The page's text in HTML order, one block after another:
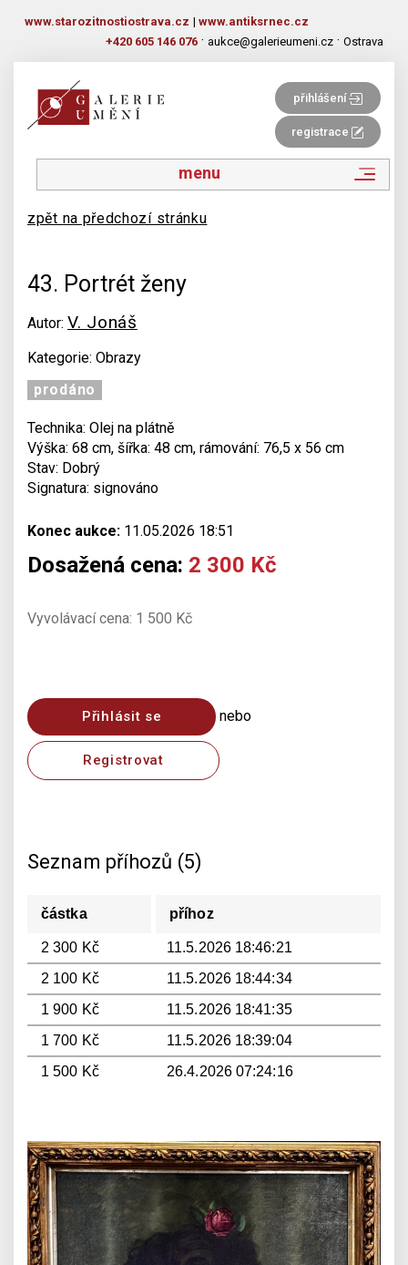
www.starozitnostiostrava.cz | www.antiksrnec.cz
+420 605 146 076 · aukce@galerieumeni.cz · Ostrava
přihlášení
registrace
menu
zpět na předchozí stránku
43. Portrét ženy
Autor: V. Jonáš
Kategorie: Obrazy
prodáno
Technika: Olej na plátně
Výška: 68 cm, šířka: 48 cm, rámování: 76,5 x 56 cm
Stav: Dobrý
Signatura: signováno
Konec aukce: 11.05.2026 18:51
Dosažená cena: 2 300 Kč
Vyvolávací cena: 1 500 Kč
Přihlásit se nebo
Registrovat
Seznam příhozů (5)
částka příhoz
2 300 Kč
11.5.2026 18:46:21
2 100 Kč
11.5.2026 18:44:34
1 900 Kč
11.5.2026 18:41:35
1 700 Kč
11.5.2026 18:39:04
1 500 Kč
26.4.2026 07:24:16